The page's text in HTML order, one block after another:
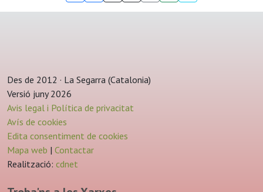
Des de 2012 · La Segarra (Catalonia)
Versió juny 2026
Avis legal i Política de privacitat
Avís de cookies
Edita consentiment de cookies
Mapa web | Contactar
Realització: cdnet